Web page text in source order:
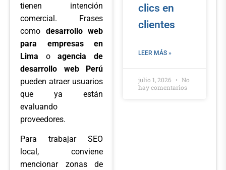
tienen intención
comercial. Frases
como desarrollo web
para empresas en
Lima oagencia de
desarrollo web Perú
pueden atraer usuarios
que ya están
evaluando
proveedores.
Para trabajar SEO
local, conviene
mencionar zonas de
clics en
clientes
LEER MÁS »
julio 1, 2026
No
hay comentarios